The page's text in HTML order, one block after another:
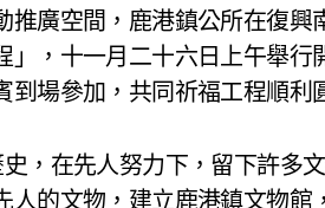
推廣空間，鹿港鎮公所在復興
，十一月二十六日上午舉行
場參加，共同祈福工程順利
，在先人努力下，留下許多
的文物，建立鹿港鎮文物館